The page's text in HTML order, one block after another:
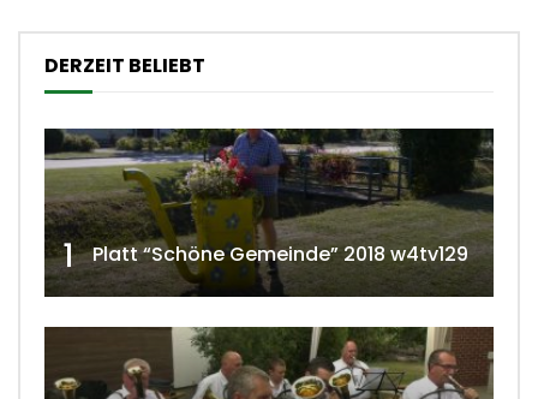
DERZEIT BELIEBT
1 Platt “Schöne Gemeinde” 2018 w4tv129